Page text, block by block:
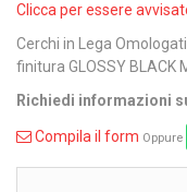
Clicca per essere
Cerchi in Lega
finitura GLOSSY BLACK
Richiedi informazioni
Compila il form Oppure